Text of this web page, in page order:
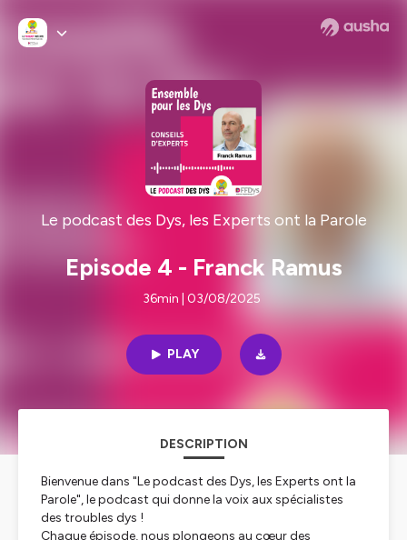
Le podcast des Dys, les Experts ont la Parole
Episode 4 - Franck Ramus
36min | 03/08/2025
PLAY
DESCRIPTION
Bienvenue dans "Le podcast des Dys, les Experts ont la
Parole", le podcast qui donne la voix aux spécialistes
des troubles dys !
Chaque épisode, nous plongeons au cœur des